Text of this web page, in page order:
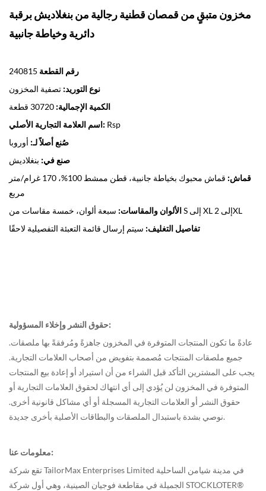
مخزون متبقٍ من قمصان قطنية رجالية من بنغلاديش برقبة
دائرية وخياطة جانبية
رقم القطعة
نوع التوريد: تصفية المخزون
الكمية الإجمالية: 30720 قطعة
اسم العلامة التجارية الأصلي: Rsp
صُنع أصلاً لـ: أوروبا
صنع في: بنغلاديش
قماش:
قماش محبوك بخياطة جانبية، قطن ممشط 100%، 170 غرام/متر
مربع
الألوان والمقاسات:
سبعة ألوان، خمسة مقاسات من S إلى XL إلى 2XL
تفاصيل التغليف: سيتم إرسال قائمة التعبئة التفصيلية لاحقًا
حقوق النشر وإخلاء المسؤولية:
عادةً ما تكون المنتجات المتوفرة في المخزون جاهزةً ومُرفقةً بها ملصقات.
جميع ملصقات المنتجات مُصممة بتفويض من أصحاب العلامات التجارية.
يجب على المشترين التأكد قبل الشراء من أن استيراد أو إعادة بيع المنتجات
المتوفرة في المخزون لن يُؤدي إلى أي انتهاك لحقوق العلامات التجارية أو
حقوق النشر أو العلامات التجارية المسجلة أو أي مشاكل قانونية أخرى.
نوصي بشدة باستبدال الملصقات والبطاقات الأصلية بأخرى جديدة.
معلومات عنا:
تقع شركة TailorMax Enterprises Limited في مدينة شيامن الساحلية
الجميلة في مقاطعة فوجيان الصينية، وهي أول شركة STOCKLOTER®